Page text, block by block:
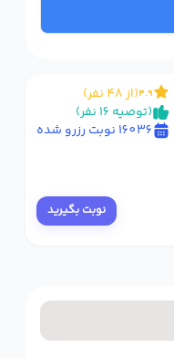
4.9(از 48 نفر)
(توصیه 16 نفر)
16036 نوبت رزرو شده
نوبت بگیرید